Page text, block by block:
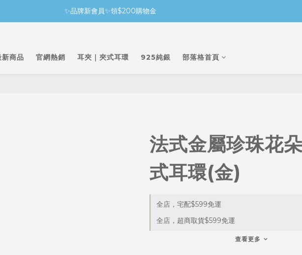
✨品牌新會員✨領$200購物金
新商品 官網熱銷 耳夾｜夾式耳環 925純銀 部落格首頁
法式金屬珍珠花
式耳環(金)
全店，宅配$599免運
全店，超商取貨$599免運
查看更多